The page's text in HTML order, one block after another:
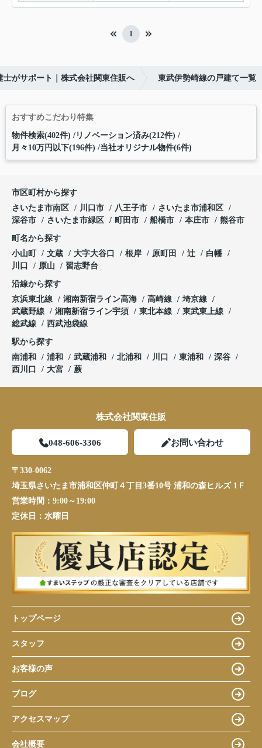
1
がサポート｜株式会社関東住販へ 東武伊勢崎線の戸建て一覧
おすすめこだわり特集
物件検索(402件) リノベーション済み(212件)
月々10万円以下(196件) 当社オリジナル物件(6件)
市区町村から探す
さいたま市南区
川口市 八王子市
さいたま市浦和区
深谷市
さいたま市緑区 町田市 船橋市 本庄市 熊谷市
町名から探す
小山町
文蔵 大字大谷口 根岸 原町田 辻
白幡
川口
原山 習志野台
沿線から探す
京浜東北線
湘南新宿ライン高海 高崎線
埼京線
武蔵野線
湘南新宿ライン宇須 東北本線
東武東上線
総武線
西武池袋線
駅から探す
南浦和
浦和 武蔵浦和 北浦和 川口 東浦和
深谷
西川口
大宮 蕨
株式会社関東住販
048-606-3306 お問い合わせ
〒330-0062
埼玉県さいたま市浦和区仲町４丁目3番10号 浦和の森ヒルズ 1Ｆ
営業時間： 9:00～19:00
定休日： 水曜日
トップページ
スタッフ
お客様の声
ブログ
アクセスマップ
会社概要